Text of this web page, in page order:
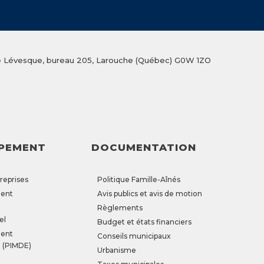
Lévesque, bureau 205, Larouche (Québec) G0W 1ZO
DOCUMENTATION
Politique Famille-Aînés
Avis publics et avis de motion
Règlements
Budget et états financiers
Conseils municipaux
Urbanisme